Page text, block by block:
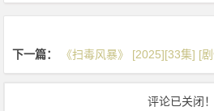
下一篇： 《扫毒风暴》 [2025][33集] [
评论已关闭！